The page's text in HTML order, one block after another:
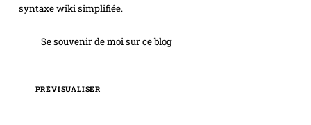
syntaxe wiki simplifiée.
Se souvenir de moi sur ce blog
PRÉVISUALISER